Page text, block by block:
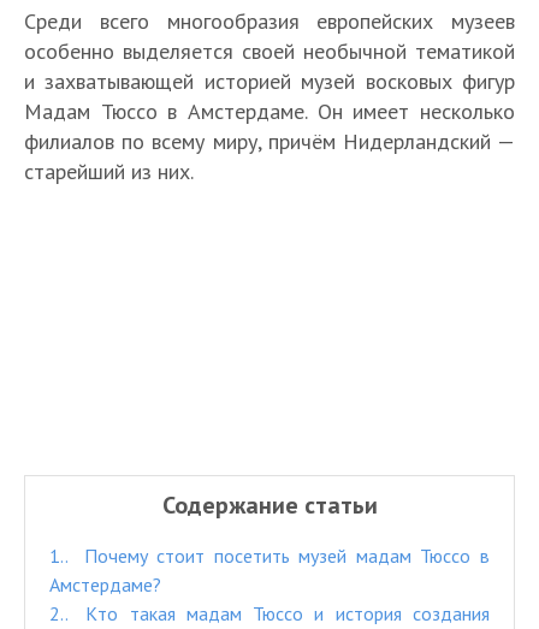
Среди всего многообразия европейских музеев
особенно выделяется своей необычной тематикой
и захватывающей историей музей восковых фигур
Мадам Тюссо в Амстердаме. Он имеет несколько
филиалов по всему миру, причём Нидерландский —
старейший из них.
Содержание статьи
1.
Почему стоит посетить музей мадам Тюссо в
Амстердаме?
2.
Кто такая мадам Тюссо и история создания